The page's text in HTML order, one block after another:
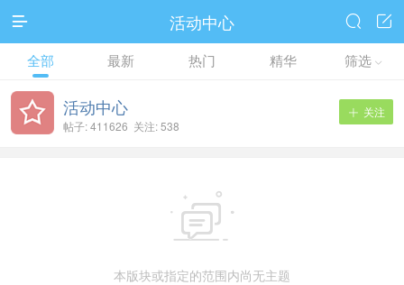
 活动中心 

全部 最新 热门 精华 筛选 
 关注
活动中心
帖子: 411626 关注: 538

本版块或指定的范围内尚无主题